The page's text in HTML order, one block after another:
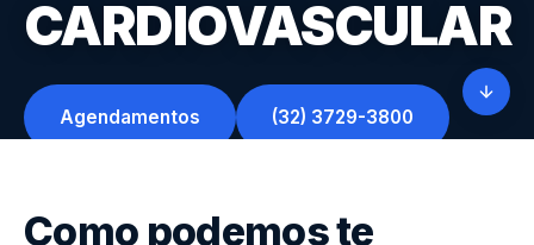
CARDIOVASCULAR
Agendamentos (32) 3729-3800
Como podemos te